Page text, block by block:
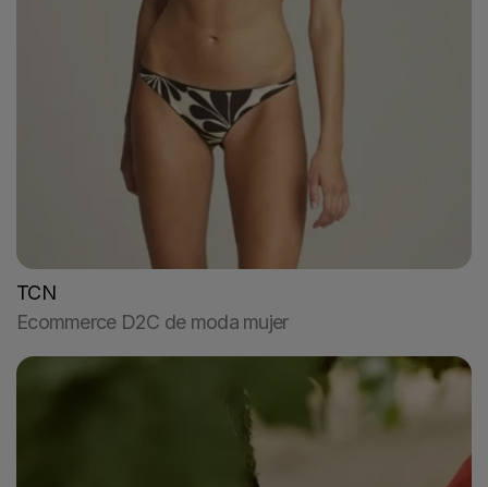
TCN
Ecommerce D2C de moda mujer